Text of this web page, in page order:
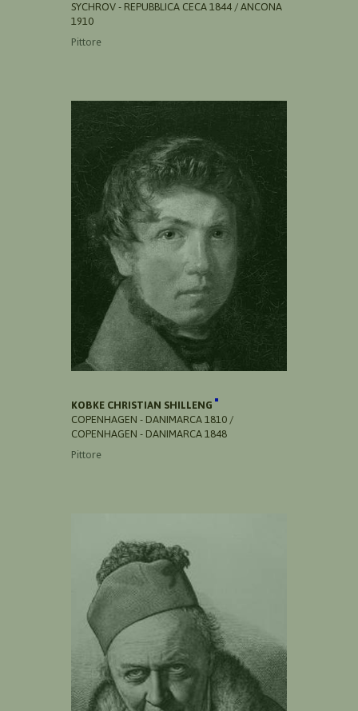
SYCHROV - REPUBBLICA CECA 1844 / ANCONA
1910
Pittore
KOBKE CHRISTIAN SHILLENG
COPENHAGEN - DANIMARCA 1810 /
COPENHAGEN - DANIMARCA 1848
Pittore